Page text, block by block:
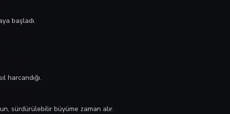
başladı.
harcandığı.
sürdürülebilir büyüme zaman alır.